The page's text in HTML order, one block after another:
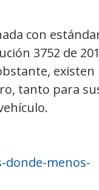
con
3752 de
existen
tanto para
menos-